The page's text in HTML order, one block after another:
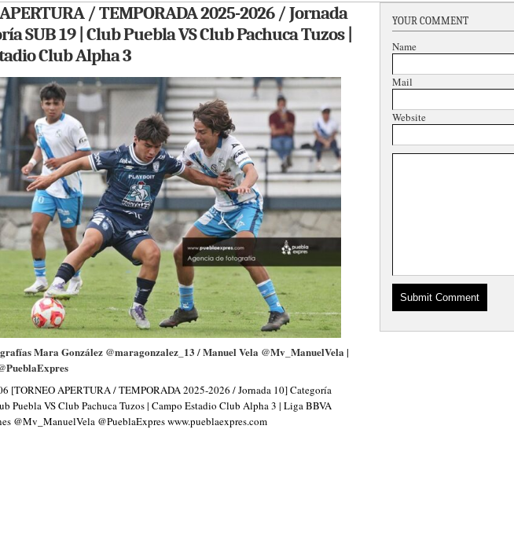
/ TEMPORADA 2025-2026 / Jornada
SUB 19 | Club Puebla VS Club Pachuca Tuzos |
Club Alpha 3
Mara González @maragonzalez_13 / Manuel Vela @Mv_ManuelVela |
YOUR COMMENT
Name
Mail
Website